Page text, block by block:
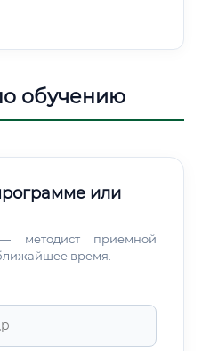
специалиста.
обучению
или
методист приемной
время.